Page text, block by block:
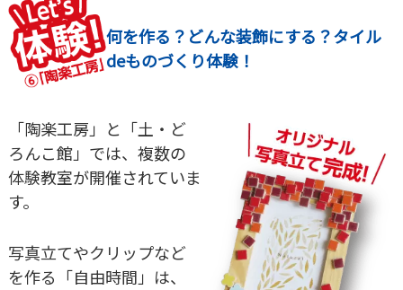
何を作る？どんな装飾にする？タイル
deものづくり体験！
「陶楽工房」と「土・ど
ろんこ館」では、複数の
体験教室が開催されていま
す。
写真立てやクリップなど
を作る「自由時間」は、